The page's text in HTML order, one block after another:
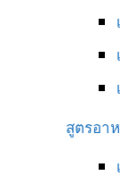
สูตรอา